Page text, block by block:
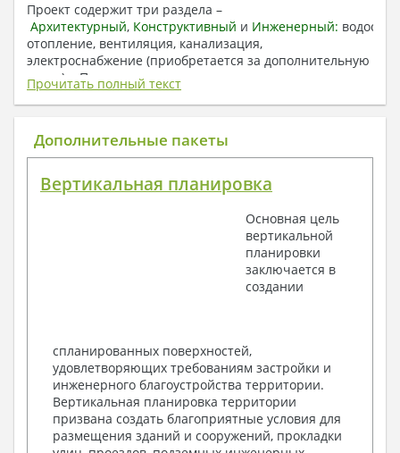
Проект содержит три раздела –
Архитектурный, Конструктивный и Инженерный:
отопление, вентиляция, канализация,
электроснабжение (приобретается за дополнительную
плату) + Пояснительная записка.
1. Архитектурный раздел:
Общие данные по проекту
План координационных осей
Поэтажные маркировочные планы с
Разрезы и состав конструкций
Фасады с ведомостью внешних отделок
Элементы проемов – спецификация
Ведомость перемычек – сечения и
Архитектурные узлы в конструкциях
2. Конструктивный раздел:
Общие данные по проекту
Схемы расположения и расчеты фундаментов
Элементы каркаса – схемы расположения
Прочитать полный текст
Дополнительные пакеты
Вертикальная планировка
Основная цель
вертикальной
планировки
заключается в
создании
спланированных поверхностей,
удовлетворяющих требованиям застройки и
инженерного благоустройства территории.
Вертикальная планировка территории
призвана создать благоприятные условия для
размещения зданий и сооружений, прокладки